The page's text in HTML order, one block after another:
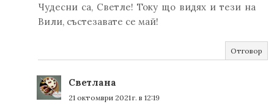
Чудесни са, Светле! Току що видях и тези на
Вили, състезавате се май!
Отговор
Светлана
21 октомври 2021 г. в 12:19